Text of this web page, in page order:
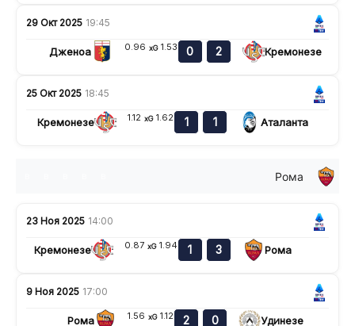
29 Окт 2025 19:45
Дженоа 0.96 xG 1.53 0 2 Кремонезе
25 Окт 2025 18:45
Кремонезе 1.12 xG 1.62 1 1 Аталанта
Рома
23 Ноя 2025 14:00
Кремонезе 0.87 xG 1.94 1 3 Рома
9 Ноя 2025 17:00
Рома 1.56 xG 1.12 2 0 Удинезе